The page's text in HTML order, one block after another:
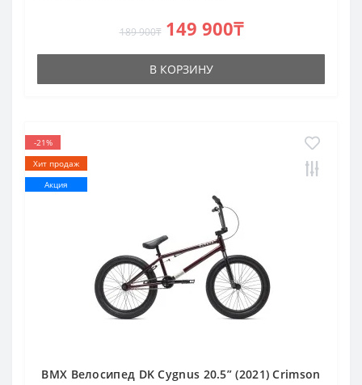
189 900₸ 149 900₸
В КОРЗИНУ
-21%
Хит продаж
Акция
BMX Велосипед DK Cygnus 20.5” (2021) Crimson